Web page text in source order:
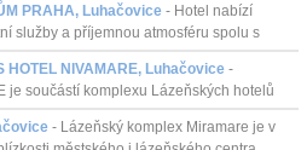
PRAHA, Luhačovice - Hotel nabízí
služby a příjemnou atmosféru spolu s
pramenem a letní terasou....
HOTEL NIVAMARE, Luhačovice -
je součástí komplexu Lázeňských hotelů
se nachází cca 1,5 km od lázeňské
- Lázeňský komplex Miramare je v